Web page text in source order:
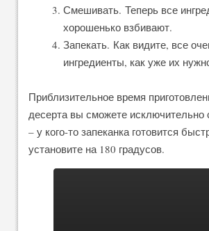
Смешивать. Теперь все
хорошенько взбивают.
Запекать. Как видите, все
ингредиенты, как уже их
Приблизительное время
десерта вы сможете исключительно
– у кого-то запеканка готовится
установите на 180 градусов.